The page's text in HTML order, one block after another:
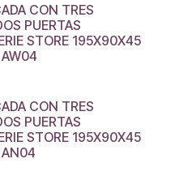
CON TRES
PUERTAS
STORE 195X90X45
CON TRES
PUERTAS
STORE 195X90X45
AN04